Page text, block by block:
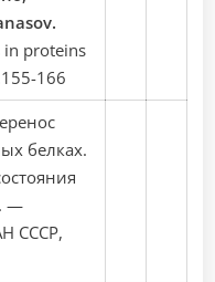
in proteins
166
белках.
—
СССР,